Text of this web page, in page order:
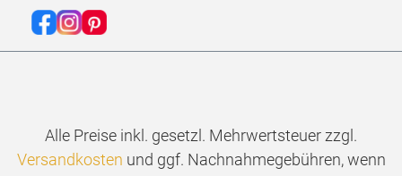
Alle Preise inkl. gesetzl. Mehrwertsteuer zzgl.
Versandkosten und ggf. Nachnahmegebühren, wenn